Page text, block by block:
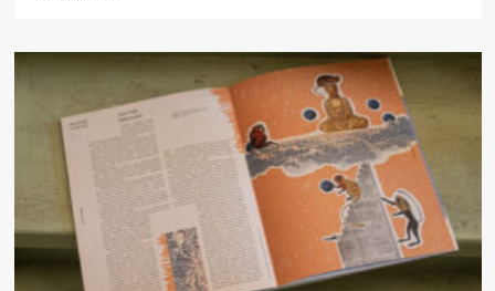
Опустошайте
полки!
Книжные
новинки
2025